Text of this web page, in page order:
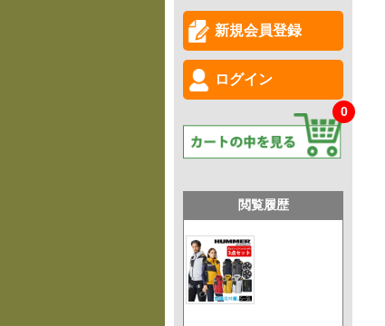
新規会員登録
ログイン
0
閲覧履歴